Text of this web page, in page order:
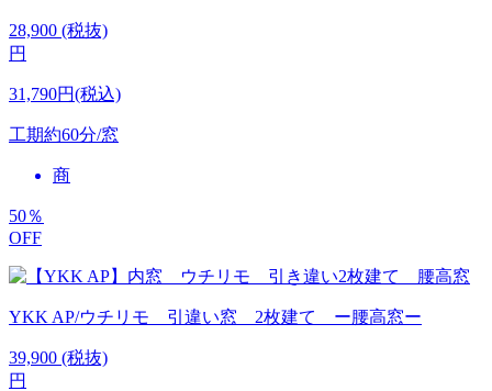
28,900 (税抜)
円
31,790円(税込)
工期約60分/窓
商
50％
OFF
YKK AP/ウチリモ 引違い窓 2枚建て ー腰高窓ー
39,900 (税抜)
円